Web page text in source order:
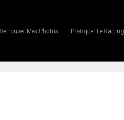
Retrouver Mes Photos Pratiquer Le Karting